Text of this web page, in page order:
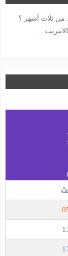
من ثلاث أشهر ؟